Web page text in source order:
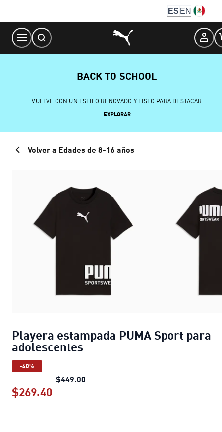
Content
ES EN
BACK TO SCHOOL
VUELVE CON UN ESTILO RENOVADO Y LISTO PARA DESTACAR
EXPLORAR
Volver a Edades de 8-16 años
Playera estampada PUMA Sport para
adolescentes
-40%
$449.00Playera estampada PUMA Sport
$269.40